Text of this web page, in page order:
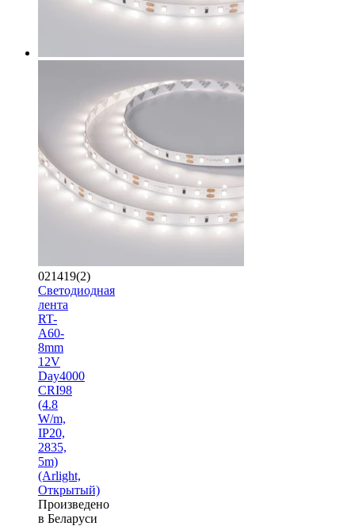
021419(2)
Светодиодная
лента
RT-
A60-
8mm
12V
Day4000
CRI98
(4.8
W/m,
IP20,
2835,
5m)
(Arlight,
Открытый)
Произведено
в Беларуси